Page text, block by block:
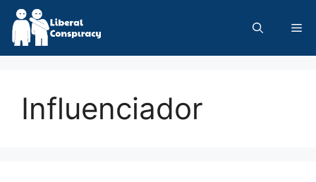
Skip
content
Influenciador